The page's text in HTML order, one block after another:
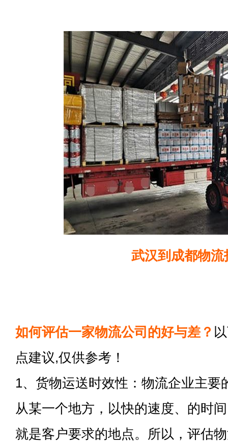
武汉到成都物流
如何评估一家物流公司的好与差？
点建议,仅供参考！
1、货物运送时效性：物流企业主要
从某一个地方，以快的速度、的时
就是客户要求的地点。所以，评估